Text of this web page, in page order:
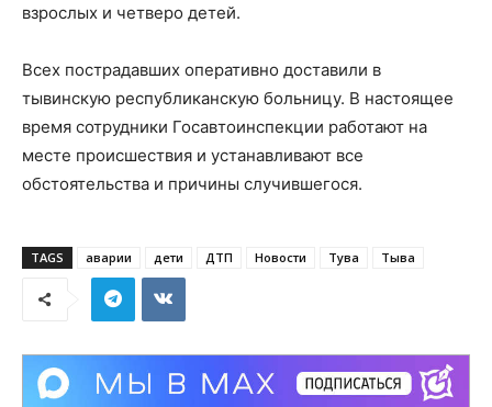
взрослых и четверо детей.
Всех пострадавших оперативно доставили в
тывинскую республиканскую больницу. В настоящее
время сотрудники Госавтоинспекции работают на
месте происшествия и устанавливают все
обстоятельства и причины случившегося.
TAGS аварии дети ДТП Новости Тува Тыва